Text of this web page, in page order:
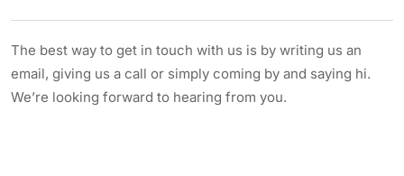
The best way to get in touch with us is by writing us an
email, giving us a call or simply coming by and saying hi.
We’re looking forward to hearing from you.